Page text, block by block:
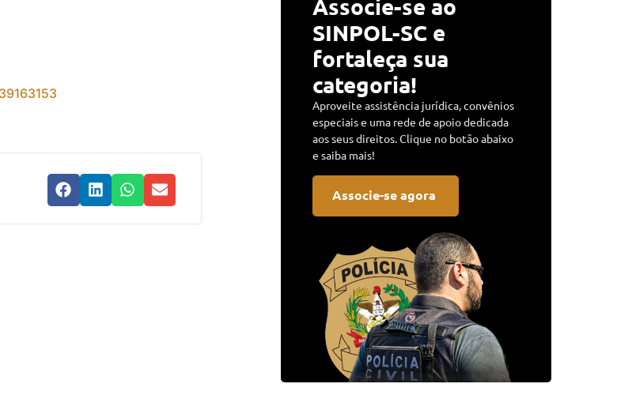
Associe-se ao
SINPOL-SC e
fortaleça sua
categoria!
Aproveite assistência jurídica, convênios
especiais e uma rede de apoio dedicada
aos seus direitos. Clique no botão abaixo
e saiba mais!
Associe-se agora